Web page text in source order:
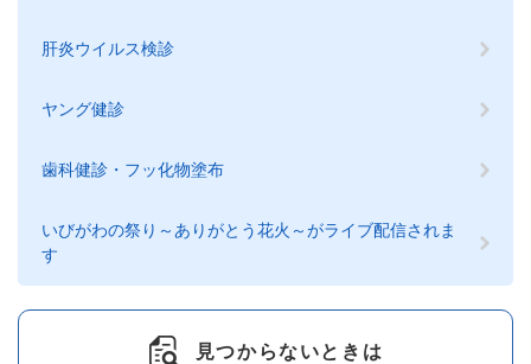
肝炎ウイルス検診
ヤング健診
歯科健診・フッ化物塗布
いびがわの祭り～ありがとう花火～がライブ配信されま
す
見つからないときは